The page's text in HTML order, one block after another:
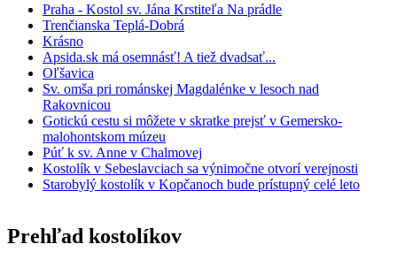
Praha - Kostol sv. Jána Krstiteľa Na prádle
Trenčianska Teplá-Dobrá
Krásno
Apsida.sk má osemnásť! A tiež dvadsať...
Oľšavica
Sv. omša pri románskej Magdalénke v lesoch nad
Rakovnicou
Gotickú cestu si môžete v skratke prejsť v Gemersko-
malohontskom múzeu
Púť k sv. Anne v Chalmovej
Kostolík v Sebeslavciach sa výnimočne otvorí verejnosti
Starobylý kostolík v Kopčanoch bude prístupný celé leto
Prehľad kostolíkov